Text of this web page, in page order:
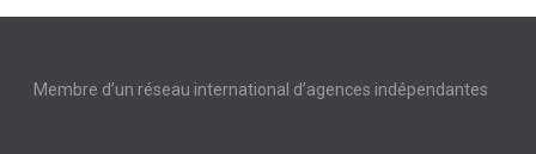
Membre d’un réseau international d’agences indépendantes